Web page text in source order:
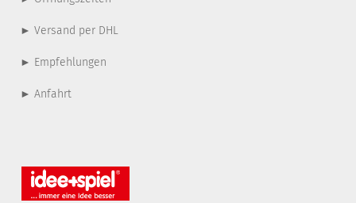
► Versand per DHL
► Empfehlungen
► Anfahrt